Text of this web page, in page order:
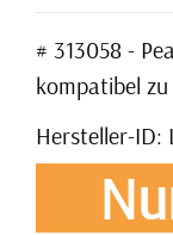
# 313058 -
kompatibel
Hersteller-ID: